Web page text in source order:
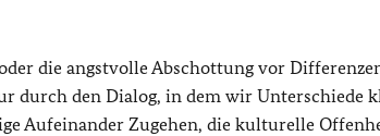
die angstvolle Abschottung vor
durch den Dialog, in dem wir Unterschiede
Aufeinander Zugehen, die kulturelle